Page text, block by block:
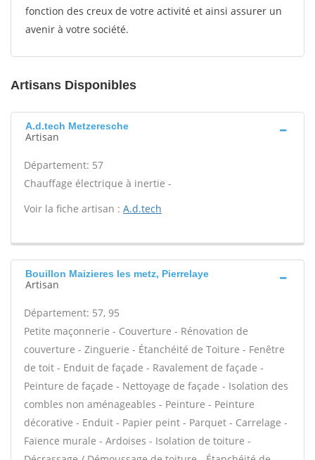
fonction des creux de votre activité et ainsi assurer un
avenir à votre société.
Artisans Disponibles
A.d.tech Metzeresche
Artisan
Département: 57
Chauffage électrique à inertie -
Voir la fiche artisan : A.d.tech
Bouillon Maizieres les metz, Pierrelaye
Artisan
Département: 57, 95
Petite maçonnerie - Couverture - Rénovation de
couverture - Zinguerie - Étanchéité de Toiture - Fenêtre
de toit - Enduit de façade - Ravalement de façade -
Peinture de façade - Nettoyage de façade - Isolation des
combles non aménageables - Peinture - Peinture
décorative - Enduit - Papier peint - Parquet - Carrelage -
Faïence murale - Ardoises - Isolation de toiture -